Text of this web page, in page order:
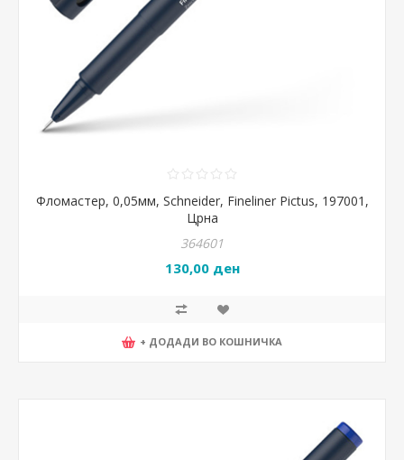
Фломастер, 0,05мм, Schneider, Fineliner Pictus, 197001,
Црна
364601
130,00 ден
+ ДОДАДИ ВО КОШНИЧКА